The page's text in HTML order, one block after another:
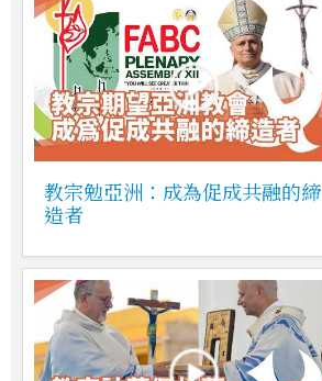
教宗勉亞洲：成為促成共融的締
造者